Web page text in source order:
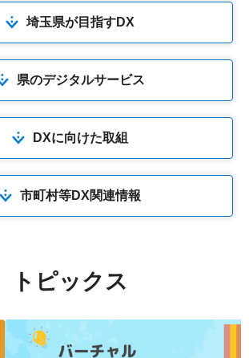
埼玉県が目指すDX
県のデジタルサービス
DXに向けた取組
市町村等DX関連情報
トピックス